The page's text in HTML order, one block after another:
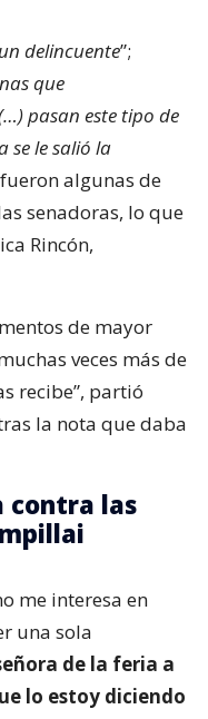
delincuente”;
que
pasan este tipo de
se le salió la
fueron algunas de
senadoras, lo que
Rincón,
de mayor
veces más de
recibe”, partió
la nota que daba
contra las
me interesa en
una sola
de la feria a
lo estoy diciendo